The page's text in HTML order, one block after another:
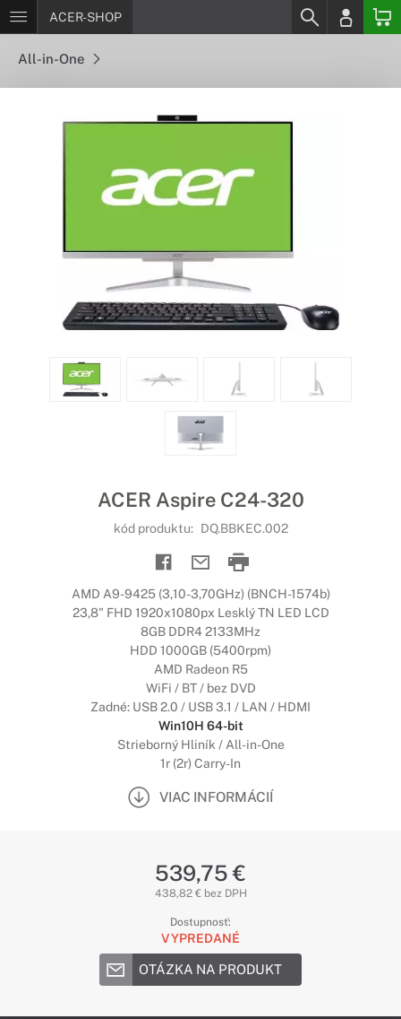
ACER-SHOP
All-in-One
ACER Aspire C24-320
kód produktu: DQ.BBKEC.002
AMD A9-9425 (3,10-3,70GHz) (BNCH-1574b)
23,8" FHD 1920x1080px Lesklý TN LED LCD
8GB DDR4 2133MHz
HDD 1000GB (5400rpm)
AMD Radeon R5
WiFi / BT / bez DVD
Zadné: USB 2.0 / USB 3.1 / LAN / HDMI
Win10H 64-bit
Strieborný Hliník / All-in-One
1r (2r) Carry-In
VIAC INFORMÁCIÍ
539,75 €
438,82 € bez DPH
Dostupnosť:
VYPREDANÉ
OTÁZKA NA PRODUKT